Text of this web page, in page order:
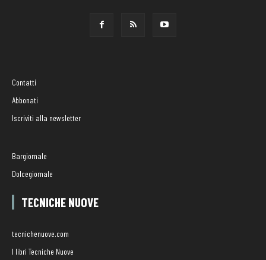
Contatti
Abbonati
Iscriviti alla newsletter
Bargiornale
Dolcegiornale
TECNICHE NUOVE
tecnichenuove.com
I libri Tecniche Nuove